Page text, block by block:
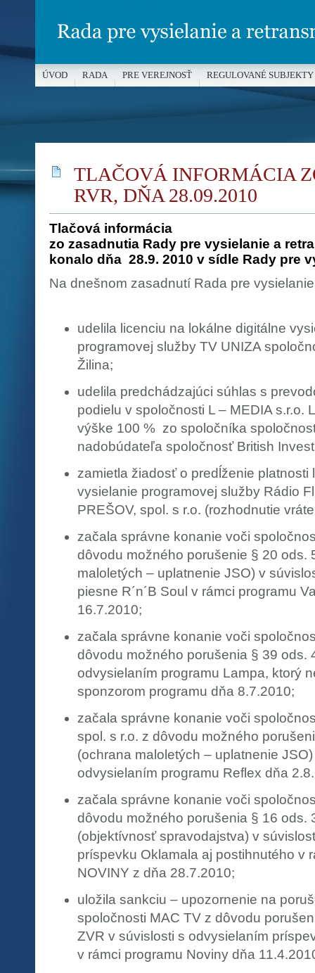
TLAČOVÁ INFORMÁCIA
RVR, DŇA 28.09.2010
Tlačová informácia
zo zasadnutia Rady pre vysielanie a
konalo dňa 28.9. 2010 v sídle Rady pre
Na dnešnom zasadnutí Rada pre
udelila licenciu na lokálne digitálne
programovej služby TV UNIZA
Žilina;
udelila predchádzajúci súhlas s
podielu v spoločnosti L – MEDIA s.r.o.
výške 100 % zo spoločníka
nadobúdateľa spoločnosť British
zamietla žiadosť o predĺženie platnosti
vysielanie programovej služby Rádio
PREŠOV, spol. s r.o. (rozhodnutie
začala správne konanie voči
dôvodu možného porušenie § 20 ods.
maloletých – uplatnenie JSO) v
piesne R´n´B Soul v rámci programu
16.7.2010;
začala správne konanie voči
dôvodu možného porušenia § 39 ods.
odvysielaním programu Lampa, ktorý
sponzorom programu dňa 8.7.2010;
začala správne konanie voči
spol. s r.o. z dôvodu možného
(ochrana maloletých – uplatnenie
odvysielaním programu Reflex dňa
začala správne konanie voči
dôvodu možného porušenia § 16 ods.
(objektívnosť spravodajstva) v
príspevku Oklamala aj postihnutého v
NOVINY z dňa 28.7.2010;
uložila sankciu – upozornenie na
spoločnosti MAC TV z dôvodu
ZVR v súvislosti s odvysielaním
v rámci programu Noviny dňa
ÚVOD RADA PRE VEREJNOSŤ REGULOVANÉ SUBJEKTY